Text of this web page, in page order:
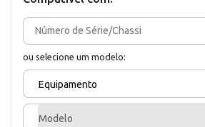
ou selecione um modelo:
Equipamento
Modelo